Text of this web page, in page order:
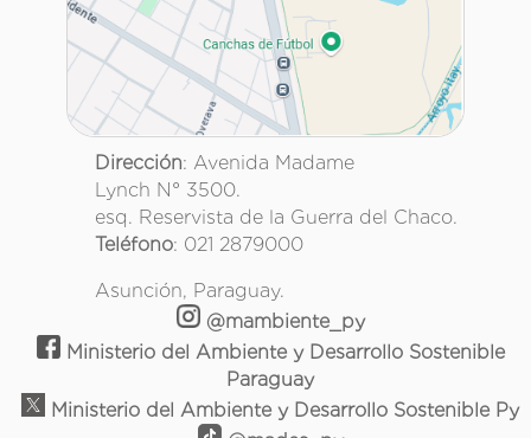
Dirección: Avenida Madame
Lynch N° 3500.
esq. Reservista de la Guerra del Chaco.
Teléfono: 021 2879000
Asunción, Paraguay.
@mambiente_py
Ministerio del Ambiente y Desarrollo Sostenible
Paraguay
Ministerio del Ambiente y Desarrollo Sostenible Py